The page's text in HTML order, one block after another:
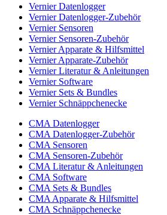
Vernier Datenlogger
Vernier Datenlogger-Zubehör
Vernier Sensoren
Vernier Sensoren-Zubehör
Vernier Apparate & Hilfsmittel
Vernier Apparate-Zubehör
Vernier Literatur & Anleitungen
Vernier Software
Vernier Sets & Bundles
Vernier Schnäppchenecke
CMA Datenlogger
CMA Datenlogger-Zubehör
CMA Sensoren
CMA Sensoren-Zubehör
CMA Literatur & Anleitungen
CMA Software
CMA Sets & Bundles
CMA Apparate & Hilfsmittel
CMA Schnäppchenecke